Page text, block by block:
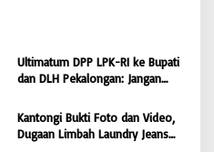
Ultimatum DPP LPK-RI ke Bupati
dan DLH Pekalongan: Jangan
Limbah Laundry, Siap Tempuh
Jalur Hukum Sampai Tingkat
Pusat
Kantongi Bukti Foto dan Video,
Dugaan Limbah Laundry Jeans